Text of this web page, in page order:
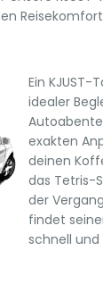
Ein KJUST-
idealer
exakten
deinen
das Tetris-
der
findet
schnell